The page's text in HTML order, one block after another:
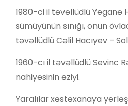
1980-ci il təvəllüdlü Yeganə
sümüyünün sınığı, onun
təvəllüdlü Cəlil Hacıyev –
1960-cı il təvəllüdlü Sevinc
nahiyəsinin əziyi.
Yaralılar xəstəxanaya